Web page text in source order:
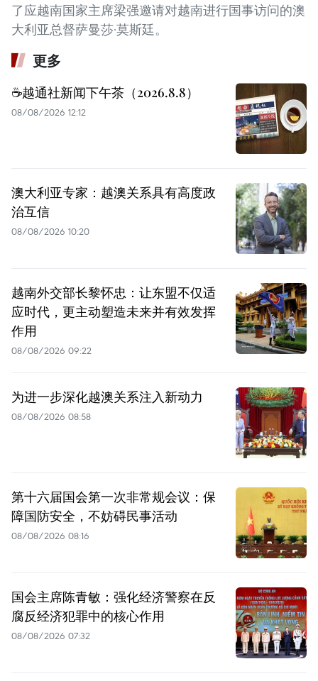
了应越南国家主席梁强邀请对越南进行国事访问的澳
大利亚总督萨曼莎·莫斯廷。
更多
☕️越通社新闻下午茶（2026.8.8）
08/08/2026 12:12
澳大利亚专家：越澳关系具有高度政
治互信
08/08/2026 10:20
越南外交部长黎怀忠：让东盟不仅适
应时代，更主动塑造未来并有效发挥
作用
08/08/2026 09:22
为进一步深化越澳关系注入新动力
08/08/2026 08:58
第十六届国会第一次非常规会议：保
障国防安全，不妨碍民事活动
08/08/2026 08:16
国会主席陈青敏：强化经济警察在反
腐反经济犯罪中的核心作用
08/08/2026 07:32